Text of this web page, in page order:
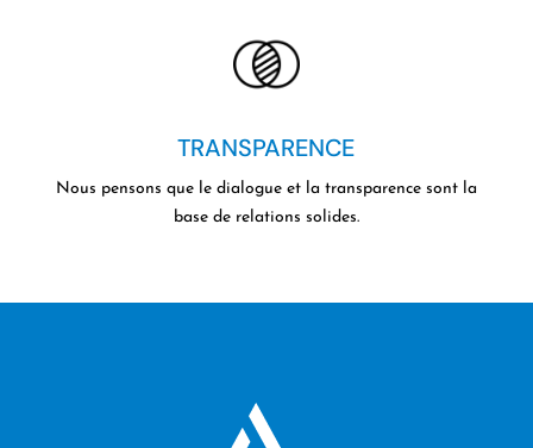
TRANSPARENCE
Nous pensons que le dialogue et la transparence sont la
base de relations solides.